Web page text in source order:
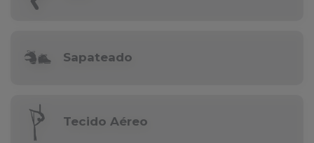
Sapateado
Tecido Aéreo